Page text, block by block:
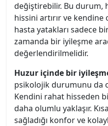
değiştirebilir. Bu durum,
hissini artırır ve
hasta yatakları sadece
zamanda bir iyileşme
değerlendirilmelidir.
Huzur içinde bir
psikolojik durumunu da
Kendini rahat hisseden
daha olumlu yaklaşır.
sağladığı konfor ve